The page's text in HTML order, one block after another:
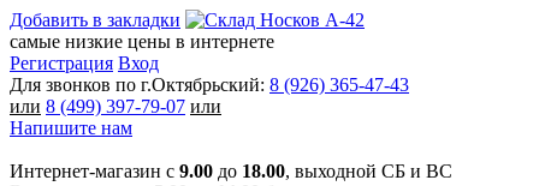
Добавить в закладки
самые низкие цены в интернете
Регистрация Вход
Для звонков по г.Октябрьский: 8 (926) 365-47-43
или 8 (499) 397-79-07 или
Напишите нам
Интернет-магазин с 9.00 до 18.00, выходной СБ и ВС